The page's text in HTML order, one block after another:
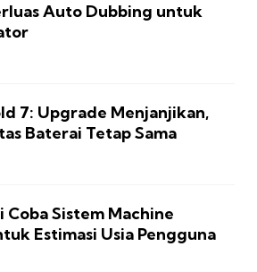
Auto Dubbing untuk
7: Upgrade Menjanjikan,
Baterai Tetap Sama
Coba Sistem Machine
Estimasi Usia Pengguna